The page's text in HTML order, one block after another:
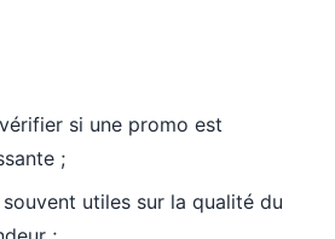
si une promo est
;
utiles sur la qualité du